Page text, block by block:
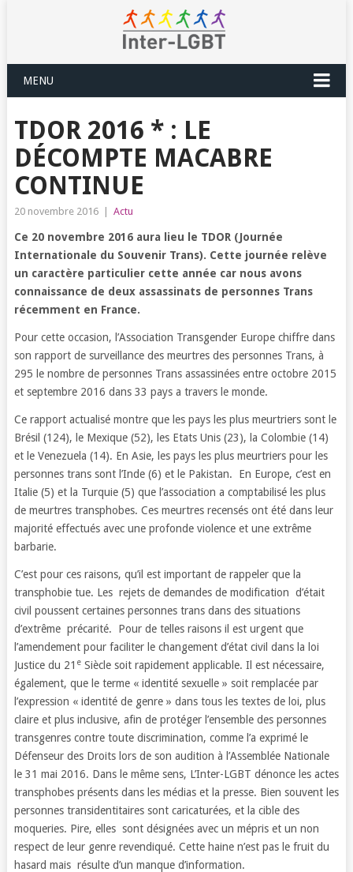
MENU
TDOR 2016 * : LE
DÉCOMPTE MACABRE
CONTINUE
20 novembre 2016 Actu
Ce 20 novembre 2016 aura lieu le TDOR (Journée
Internationale du Souvenir Trans). Cette journée relève
un caractère particulier cette année car nous avons
connaissance de deux assassinats de personnes Trans
récemment en France.
Pour cette occasion, l’Association Transgender Europe chiffre dans
son rapport de surveillance des meurtres des personnes Trans, à
295 le nombre de personnes Trans assassinées entre octobre 2015
et septembre 2016 dans 33 pays a travers le monde.
Ce rapport actualisé montre que les pays les plus meurtriers sont le
Brésil (124), le Mexique (52), les Etats Unis (23), la Colombie (14)
et le Venezuela (14). En Asie, les pays les plus meurtriers pour les
personnes trans sont l’Inde (6) et le Pakistan. En Europe, c’est en
Italie (5) et la Turquie (5) que l’association a comptabilisé les plus
de meurtres transphobes. Ces meurtres recensés ont été dans leur
majorité effectués avec une profonde violence et une extrême
barbarie.
C’est pour ces raisons, qu’il est important de rappeler que la
transphobie tue. Les rejets de demandes de modification d’était
civil poussent certaines personnes trans dans des situations
d’extrême précarité. Pour de telles raisons il est urgent que
l’amendement pour faciliter le changement d’état civil dans la loi
Justice du 21 eSiècle soit rapidement applicable. Il est nécessaire,
également, que le terme « identité sexuelle » soit remplacée par
l’expression « identité de genre » dans tous les textes de loi, plus
claire et plus inclusive, afin de protéger l’ensemble des personnes
transgenres contre toute discrimination, comme l’a exprimé le
Défenseur des Droits lors de son audition à l’Assemblée Nationale
le 31 mai 2016. Dans le même sens, L’Inter-LGBT dénonce les actes
transphobes présents dans les médias et la presse. Bien souvent les
personnes transidentitaires sont caricaturées, et la cible des
moqueries. Pire, elles sont désignées avec un mépris et un non
respect de leur genre revendiqué. Cette haine n’est pas le fruit du
hasard mais résulte d’un manque d’information.